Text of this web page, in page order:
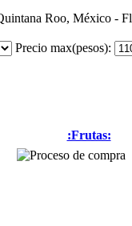
Roo, México -
Precio max(pesos):
:Frutas: